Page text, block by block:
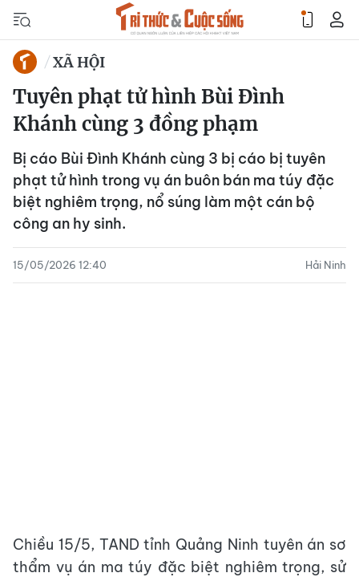
XÃ HỘI
Tuyên phạt tử hình Bùi Đình
Khánh cùng 3 đồng phạm
Bị cáo Bùi Đình Khánh cùng 3 bị cáo bị tuyên
phạt tử hình trong vụ án buôn bán ma túy đặc
biệt nghiêm trọng, nổ súng làm một cán bộ
công an hy sinh.
15/05/2026 12:40 Hải Ninh
Chiều 15/5, TAND tỉnh Quảng Ninh tuyên án sơ
thẩm vụ án ma túy đặc biệt nghiêm trọng, sử